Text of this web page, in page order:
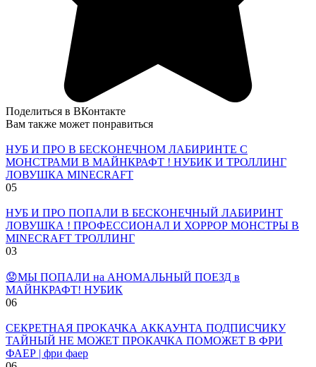
Поделиться в ВКонтакте
Вам также может понравиться
НУБ И ПРО В БЕСКОНЕЧНОМ ЛАБИРИНТЕ С
МОНСТРАМИ В МАЙНКРАФТ ! НУБИК И ТРОЛЛИНГ
ЛОВУШКА MINECRAFT
05
НУБ И ПРО ПОПАЛИ В БЕСКОНЕЧНЫЙ ЛАБИРИНТ
ЛОВУШКА ! ПРОФЕССИОНАЛ И ХОРРОР МОНСТРЫ В
MINECRAFT ТРОЛЛИНГ
03
😟МЫ ПОПАЛИ на АНОМАЛЬНЫЙ ПОЕЗД в
МАЙНКРАФТ! НУБИК
06
СЕКРЕТНАЯ ПРОКАЧКА АККАУНТА ПОДПИСЧИКУ
ТАЙНЫЙ НЕ МОЖЕТ ПРОКАЧКА ПОМОЖЕТ В ФРИ
ФАЕР | фри фаер